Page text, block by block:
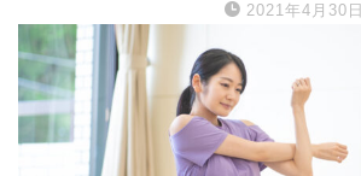
2021年4月30日